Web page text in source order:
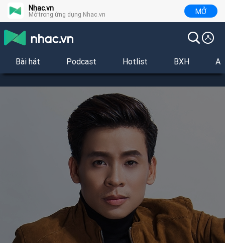
Nhac.vn
Mở trong ứng dụng Nhac.vn MỞ
Bài hát Podcast Hotlist BXH